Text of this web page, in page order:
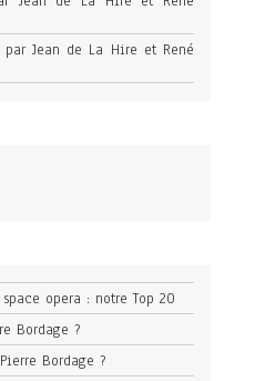
Jean de La Hire et René
opera : notre Top 20
Bordage ?
Bordage ?